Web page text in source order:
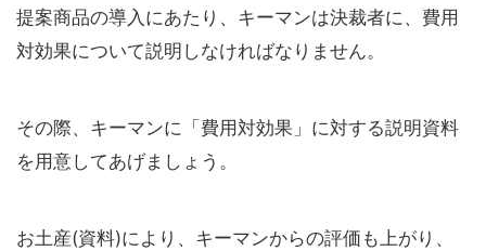
提案商品の導入にあたり、キーマンは決裁者に、費用
対効果について説明しなければなりません。
その際、キーマンに「費用対効果」に対する説明資料
を用意してあげましょう。
お土産(資料)により、キーマンからの評価も上がり、